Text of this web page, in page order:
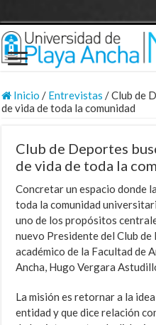
Inicio / Entrevistas /Club de
de vida de toda la comunidad
Club de Deportes
de vida de toda la
Concretar un espacio donde
toda la comunidad
uno de los propósitos
nuevo Presidente del Club
académico de la Facultad de
Ancha, Hugo Vergara
La misión es retornar a la
entidad y que dice relación